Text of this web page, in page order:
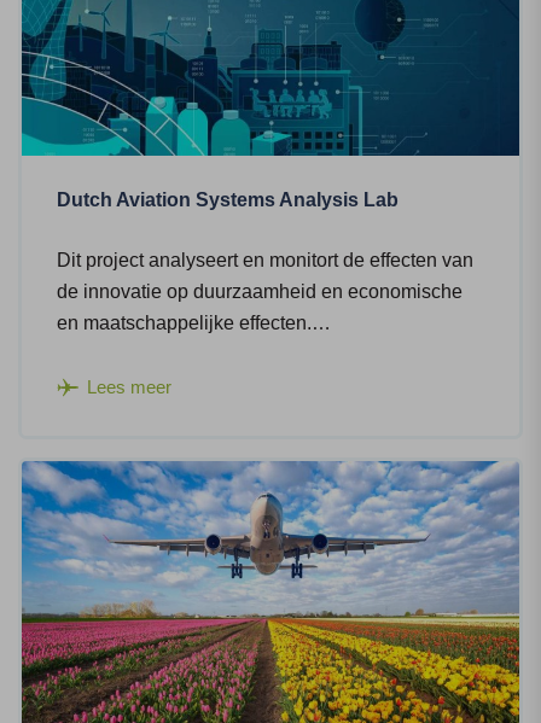
Dutch Aviation Systems Analysis Lab
Dit project analyseert en monitort de effecten van
de innovatie op duurzaamheid en economische
en maatschappelijke effecten.…
Lees meer